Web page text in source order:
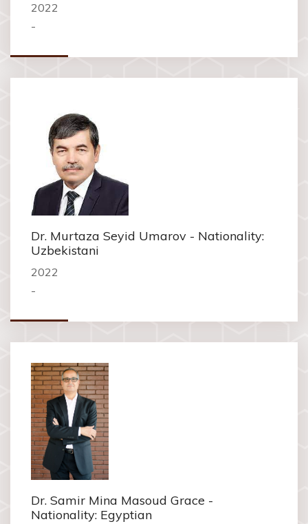
2022
-
Dr. Murtaza Seyid Umarov - Nationality:
Uzbekistani
2022
-
Dr. Samir Mina Masoud Grace -
Nationality: Egyptian